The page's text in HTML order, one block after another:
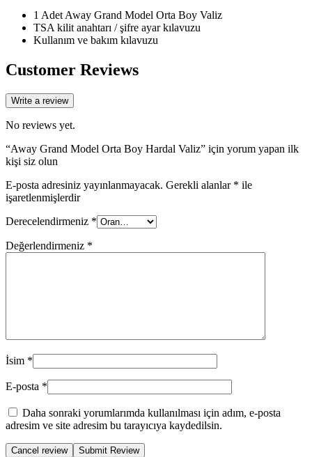
1 Adet Away Grand Model Orta Boy Valiz
TSA kilit anahtarı / şifre ayar kılavuzu
Kullanım ve bakım kılavuzu
Customer Reviews
Write a review
No reviews yet.
“Away Grand Model Orta Boy Hardal Valiz” için yorum yapan ilk
kişi siz olun
E-posta adresiniz yayınlanmayacak. Gerekli alanlar * ile
işaretlenmişlerdir
Derecelendirmeniz *
Değerlendirmeniz *
İsim *
E-posta *
Daha sonraki yorumlarımda kullanılması için adım, e-posta
adresim ve site adresim bu tarayıcıya kaydedilsin.
Cancel review